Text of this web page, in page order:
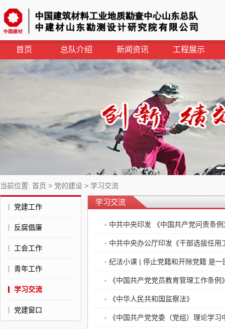
首页 总队介绍 新闻资讯 工程展示
当前位置: 首页 > 党的建设 > 学习交流
党建工作
反腐倡廉
工会工作
青年工作
学习交流
党建窗口
学习交流
中共中央印发 《中国共产党问责条例
中共中央办公厅印发《干部选拔任
纪法小课 | 停止党籍和开除党籍 是一
《中国共产党党员教育管理工作条例
《中华人民共和国监察法》
《中国共产党党委（党组）理论学